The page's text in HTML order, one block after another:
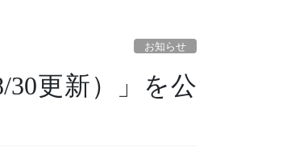
お知らせ
更新）」を公